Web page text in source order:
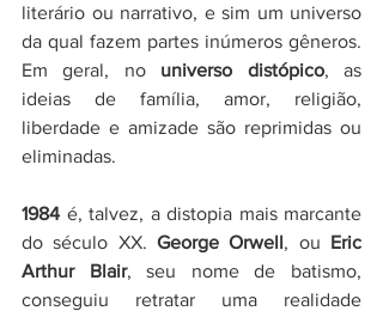
literário ou narrativo, e sim um universo
da qual fazem partes inúmeros gêneros.
Em geral, no universo distópico, as
ideias de família, amor, religião,
liberdade e amizade são reprimidas ou
eliminadas.
1984 é, talvez, a distopia mais marcante
do século XX. George Orwell, ou Eric
Arthur Blair, seu nome de batismo,
conseguiu retratar uma realidade